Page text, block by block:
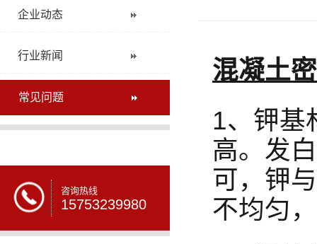
企业动态
行业新闻
常见问题
咨询热线
15753239980
混凝土
1、钾基
高。发
可，钾
不均匀